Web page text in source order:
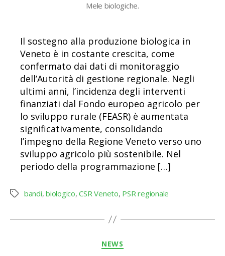
Mele biologiche.
Il sostegno alla produzione biologica in
Veneto è in costante crescita, come
confermato dai dati di monitoraggio
dell’Autorità di gestione regionale. Negli
ultimi anni, l’incidenza degli interventi
finanziati dal Fondo europeo agricolo per
lo sviluppo rurale (FEASR) è aumentata
significativamente, consolidando
l’impegno della Regione Veneto verso uno
sviluppo agricolo più sostenibile. Nel
periodo della programmazione […]
Tag bandi,biologico,CSR Veneto, PSR regionale
Categorie
NEWS